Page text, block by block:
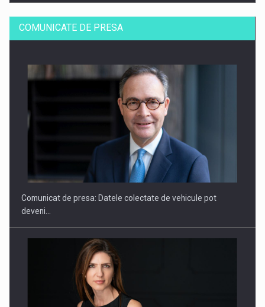
SYCLEF isi consolideaza prezenta in Romania printr-o a
COMUNICATE DE PRESA
Comunicat de presa: Datele colectate de vehicule pot
deveni…